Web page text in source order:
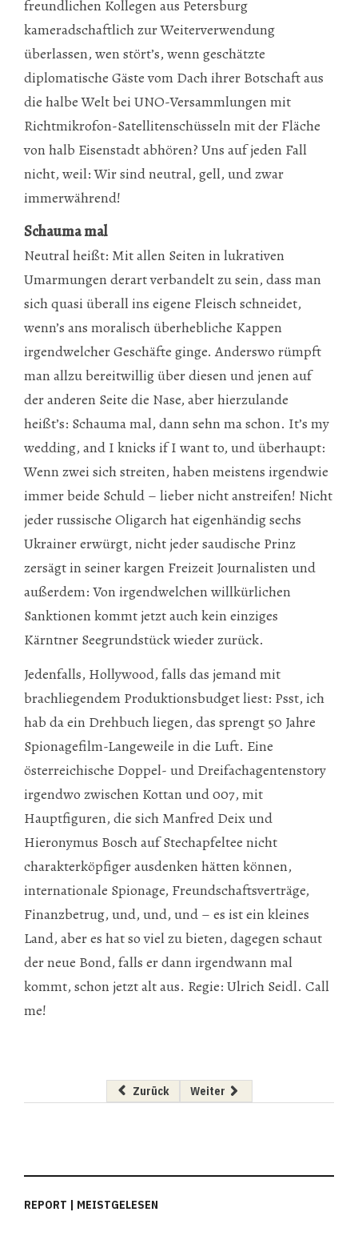
freundlichen Kollegen aus Petersburg
kameradschaftlich zur Weiterverwendung
überlassen, wen stört’s, wenn geschätzte
diplomatische Gäste vom Dach ihrer Botschaft aus
die halbe Welt bei UNO-Versammlungen mit
Richtmikrofon-Satellitenschüsseln mit der Fläche
von halb Eisenstadt abhören? Uns auf jeden Fall
nicht, weil: Wir sind neutral, gell, und zwar
immerwährend!
Schauma mal
Neutral heißt: Mit allen Seiten in lukrativen
Umarmungen derart verbandelt zu sein, dass man
sich quasi überall ins eigene Fleisch schneidet,
wenn’s ans moralisch überhebliche Kappen
irgendwelcher Geschäfte ginge. Anderswo rümpft
man allzu bereitwillig über diesen und jenen auf
der anderen Seite die Nase, aber hierzulande
heißt’s: Schauma mal, dann sehn ma schon. It’s my
wedding, and I knicks if I want to, und überhaupt:
Wenn zwei sich streiten, haben meistens irgendwie
immer beide Schuld – lieber nicht anstreifen! Nicht
jeder russische Oligarch hat eigenhändig sechs
Ukrainer erwürgt, nicht jeder saudische Prinz
zersägt in seiner kargen Freizeit Journalisten und
außerdem: Von irgendwelchen willkürlichen
Sanktionen kommt jetzt auch kein einziges
Kärntner Seegrundstück wieder zurück.
Jedenfalls, Hollywood, falls das jemand mit
brachliegendem Produktionsbudget liest: Psst, ich
hab da ein Drehbuch liegen, das sprengt 50 Jahre
Spionagefilm-Langeweile in die Luft. Eine
österreichische Doppel- und Dreifachagentenstory
irgendwo zwischen Kottan und 007, mit
Hauptfiguren, die sich Manfred Deix und
Hieronymus Bosch auf Stechapfeltee nicht
charakterköpfiger ausdenken hätten können,
internationale Spionage, Freundschaftsverträge,
Finanzbetrug, und, und, und – es ist ein kleines
Land, aber es hat so viel zu bieten, dagegen schaut
der neue Bond, falls er dann irgendwann mal
kommt, schon jetzt alt aus. Regie: Ulrich Seidl. Call
me!
Vorheriger Beitrag: Hausbrand
Zurück Nächster Beitrag:
Weiter
REPORT | MEISTGELESEN